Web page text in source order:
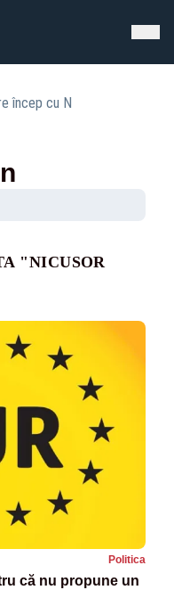
încep cu N
"NICUSOR
Politica
că nu propune un